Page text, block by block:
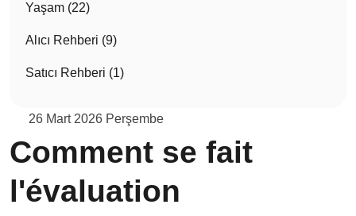
Yaşam (22)
Alıcı Rehberi (9)
Satıcı Rehberi (1)
26 Mart 2026 Perşembe
Comment se fait
l'évaluation